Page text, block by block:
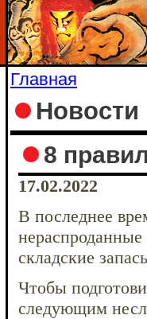
Главная
Новости
8
17.02.2022
В последнее
складские
Чтобы
следующим